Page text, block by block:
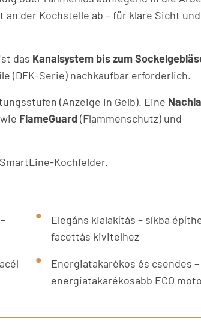
der Kochstelle ab – für klare Sicht
das Kanalsystem bis zum
(DFK-Serie) nachkaufbar erforderlich.
(Anzeige in Gelb). Eine
FlameGuard(Flammenschutz) und
Kochfelder.
Elegáns kialakítás – síkba
facettás kivitelhez
Energiatakarékos és csendes –
energiatakarékosabb ECO